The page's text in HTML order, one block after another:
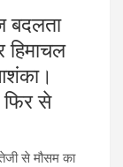
बदलता
हिमाचल
फिर से
से मौसम का